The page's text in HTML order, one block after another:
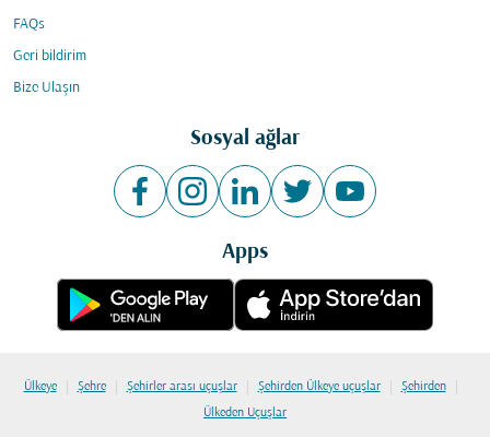
FAQs
Geri bildirim
Bize Ulaşın
Sosyal ağlar
Apps
Ülkeye | Şehre | Şehirler arası uçuşlar | Şehirden Ülkeye uçuşlar | Şehirden |
Ülkeden Uçuşlar